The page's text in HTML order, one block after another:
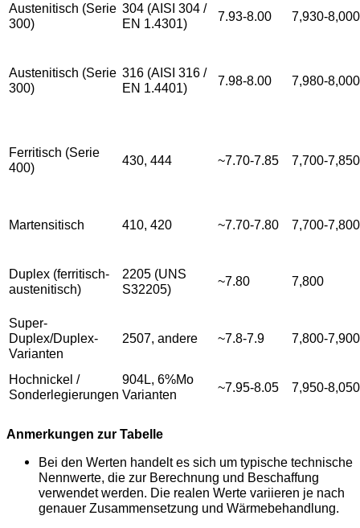
Austenitisch (Serie
300)
304 (AISI 304 /
EN 1.4301)
7.93-8.00 7,930-8,000
Austenitisch (Serie
300)
316 (AISI 316 /
EN 1.4401)
7.98-8.00 7,980-8,000
Ferritisch (Serie
400)
430, 444 ~7.70-7.85 7,700-7,850
Martensitisch 410, 420 ~7.70-7.80 7,700-7,800
Duplex (ferritisch-
austenitisch)
2205 (UNS
S32205)
~7.80 7,800
Super-
Duplex/Duplex-
Varianten
2507, andere ~7.8-7.9 7,800-7,900
Hochnickel /
Sonderlegierungen
904L, 6%Mo
Varianten
~7.95-8.05 7,950-8,050
Anmerkungen zur Tabelle
Bei den Werten handelt es sich um typische technische
Nennwerte, die zur Berechnung und Beschaffung
verwendet werden. Die realen Werte variieren je nach
genauer Zusammensetzung und Wärmebehandlung.